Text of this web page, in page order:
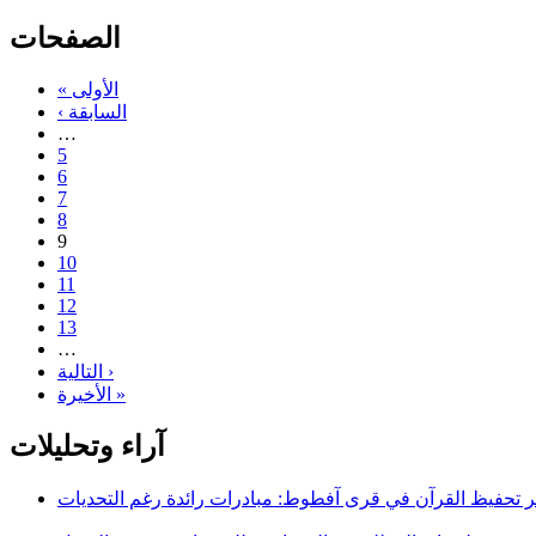
الصفحات
« الأولى
‹ السابقة
…
5
6
7
8
9
10
11
12
13
…
التالية ›
الأخيرة »
آراء وتحليلات
تحفيظ القرآن في قرى آفطوط: مبادرات رائدة رغم التحديات